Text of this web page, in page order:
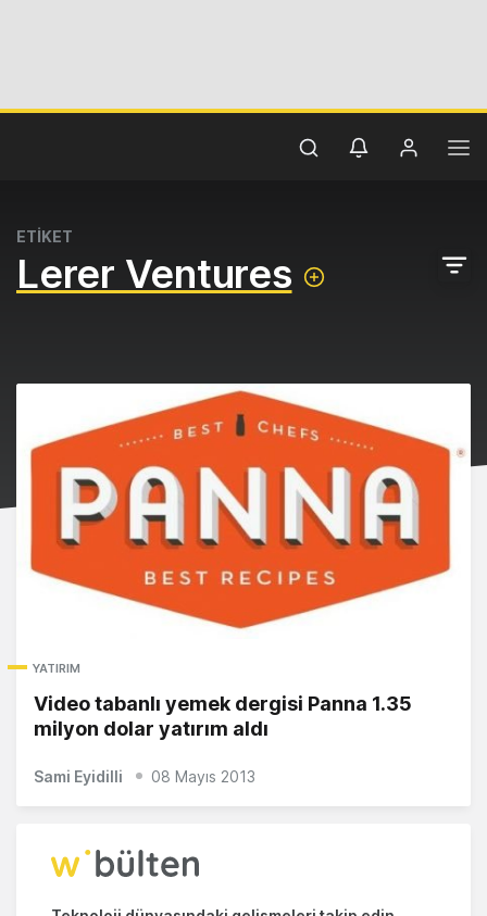
ETİKET
Lerer Ventures
YATIRIM
Video tabanlı yemek dergisi Panna 1.35
milyon dolar yatırım aldı
Sami Eyidilli 08 Mayıs 2013